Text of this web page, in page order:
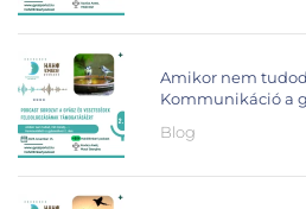
Amikor nem
Kommunikáció a
Blog